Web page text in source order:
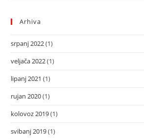
Arhiva
srpanj 2022(1)
veljača 2022(1)
lipanj 2021 (1)
rujan 2020(1)
kolovoz 2019(1)
svibanj 2019(1)